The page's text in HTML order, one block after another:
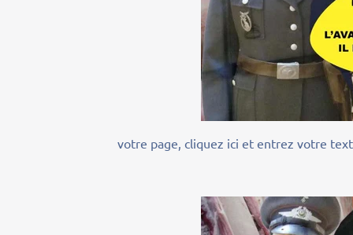
votre page, cliquez ici et entrez votre